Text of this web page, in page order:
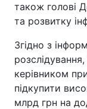
також голові
та розвитку
Згідно з
керівником
підкупити
млрд грн на